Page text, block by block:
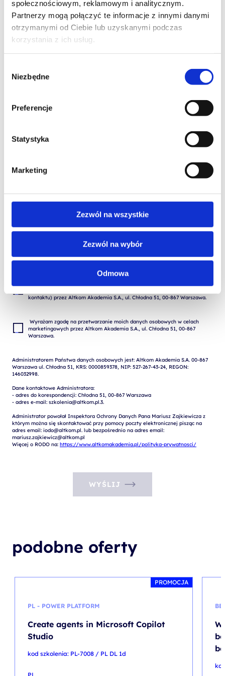
społecznościowym, reklamowym i analitycznym.
Partnerzy mogą połączyć te informacje z innymi danymi
otrzymanymi od Ciebie lub uzyskanymi podczas
korzystania z ich usług.
zgody
Niezbędne
Preferencje
Statystyka
Marketing
Zezwól na wszystkie
Zezwól na wybór
Odmowa
WOJEWÓDZTWO*
wybierz województwo
TREŚĆ WIADOMOŚCI*
marketingowych przez Altkom Akademia S.A., ul. Chłodna 51, 00-867
Administratorem Państwa danych osobowych jest: Altkom Akademia S.A. 00-867
Warszawa ul. Chłodna 51, KRS: 0000859378, NIP: 527-267-43-24, REGON:
146032998.
Dane kontaktowe Administratora:
- adres do korespondencji: Chłodna 51, 00-867 Warszawa
- adres e-mail: szkolenia@altkom.pl.3.
Administrator powołał Inspektora Ochrony Danych Pana Mariusz Zajkiewicza z
którym można się skontaktować przy pomocy poczty elektronicznej pisząc na
adres email: iodo@altkom.pl. lub bezpośrednio na adres email:
mariusz.zajkiewicz@altkom.pl
Więcej o RODO na: https://www.altkomakademia.pl/polityka-prywatnosci/
WYŚLIJ
podobne oferty
PROMOCJA
PL - POWER PLATFORM
Create agents in Microsoft Copilot
Studio
kod szkolenia: PL-7008 / PL DL 1d